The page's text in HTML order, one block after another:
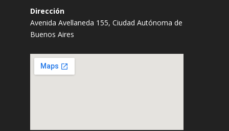
Dirección
Avenida Avellaneda 155, Ciudad Autónoma de
Buenos Aires